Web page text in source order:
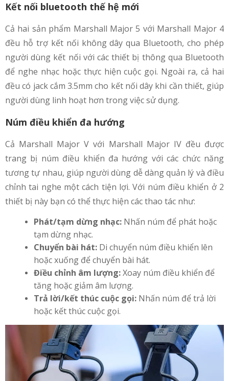
Kết nối bluetooth thế hệ mới
Cả hai sản phẩm Marshall Major 5 với Marshall Major 4
đều hỗ trợ kết nối không dây qua Bluetooth, cho phép
người dùng kết nối với các thiết bị thông qua Bluetooth
để nghe nhạc hoặc thực hiện cuộc gọi. Ngoài ra, cả hai
đều có jack cắm 3.5mm cho kết nối dây khi cần thiết, giúp
người dùng linh hoạt hơn trong việc sử dụng.
Núm điều khiển đa hướng
Cả Marshall Major V với Marshall Major IV đều được
trang bị núm điều khiển đa hướng với các chức năng
tương tự nhau, giúp người dùng dễ dàng quản lý và điều
chỉnh tai nghe một cách tiện lợi. Với núm điều khiển ở 2
thiết bị này bạn có thể thực hiện các thao tác như:
Phát/tạm dừng nhạc: Nhấn núm để phát hoặc
tạm dừng nhạc.
Chuyển bài hát: Di chuyển núm điều khiển lên
hoặc xuống để chuyển bài hát.
Điều chỉnh âm lượng:Xoay núm điều khiển để
tăng hoặc giảm âm lượng.
Trả lời/kết thúc cuộc gọi: Nhấn núm để trả lời
hoặc kết thúc cuộc gọi.